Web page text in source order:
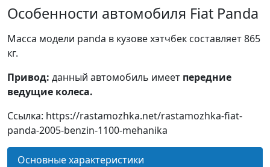
Особенности автомобиля Fiat Panda
Масса модели panda в кузове хэтчбек составляет 865
кг.
Привод: данный автомобиль имеет передние
ведущие колеса.
Ссылка: https://rastamozhka.net/rastamozhka-fiat-
panda-2005-benzin-1100-mehanika
Основные характеристики